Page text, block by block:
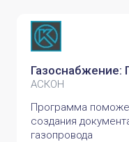
Газоснабжение:
АСКОН
Программа
создания
газопровода